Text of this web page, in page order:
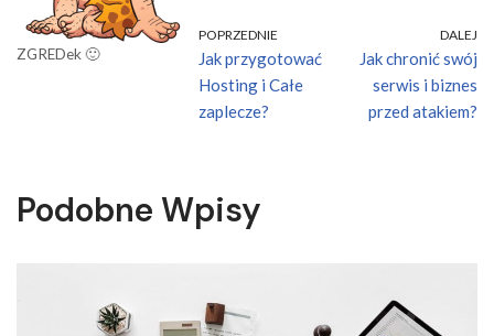
ZGREDek 🙂
POPRZEDNIE
Jak przygotować
Hosting i Całe
zaplecze?
DALEJ
Jak chronić swój
serwis i biznes
przed atakiem?
Podobne Wpisy